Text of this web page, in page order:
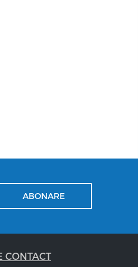
ABONARE
CONTACT